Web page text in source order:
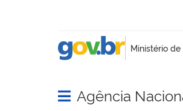
Abrir menu principal de
Agência